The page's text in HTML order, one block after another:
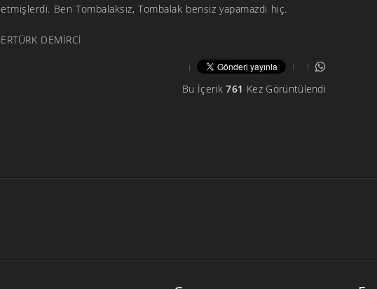
etmişlerdi. Ben Tombalaksız, Tombalak bensiz yapamazdı hiç.
ERTÜRK DEMİRCİ
Bu İçerik761 Kez Görüntülendi